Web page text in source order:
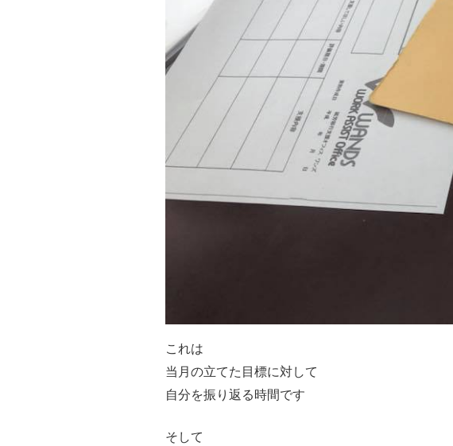
これは
当月の立てた目標に対して
自分を振り返る時間です
そして